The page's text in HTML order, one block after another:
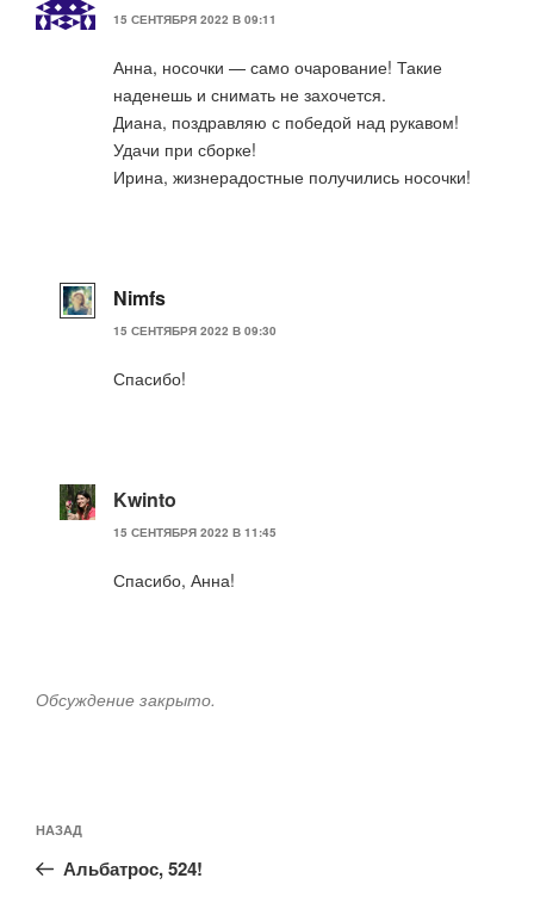
15 СЕНТЯБРЯ 2022 В 09:11
Анна, носочки — само очарование! Такие
наденешь и снимать не захочется.
Диана, поздравляю с победой над рукавом!
Удачи при сборке!
Ирина, жизнерадостные получились носочки!
Nimfs
15 СЕНТЯБРЯ 2022 В 09:30
Спасибо!
Kwinto
15 СЕНТЯБРЯ 2022 В 11:45
Спасибо, Анна!
Обсуждение закрыто.
по
записям
Предыдущая
запись:
НАЗАД
Альбатрос, 524!